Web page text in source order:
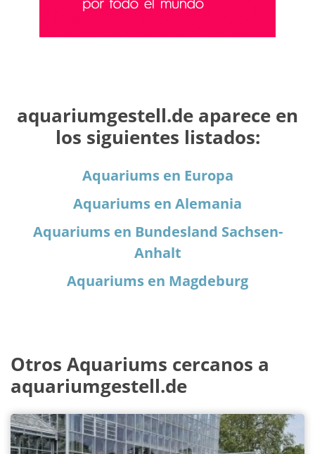
aquariumgestell.de aparece en
los siguientes listados:
Aquariums en Europa
Aquariums en Alemania
Aquariums en Bundesland Sachsen-
Anhalt
Aquariums en Magdeburg
Otros Aquariums cercanos a
aquariumgestell.de